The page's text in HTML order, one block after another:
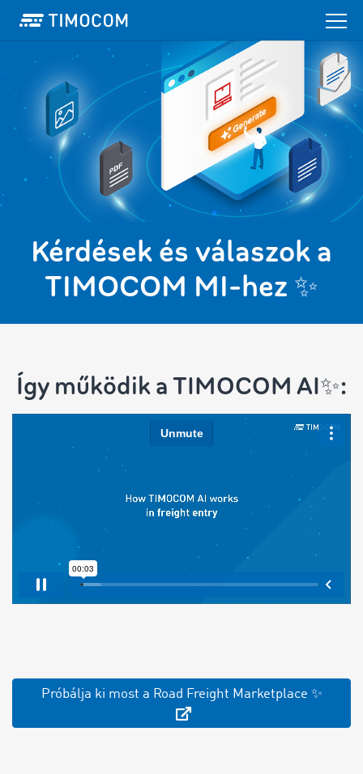
Kérdések és válaszok a
TIMOCOM MI-hez ✨
Így működik a TIMOCOM AI✨:
Próbálja ki most a Road Freight Marketplace ✨